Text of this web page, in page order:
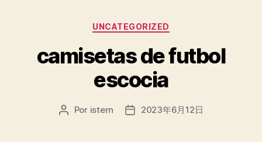
Categorías
UNCATEGORIZED
camisetas de futbol
escocia
Autor
Por istern
Fecha2023年6月12日